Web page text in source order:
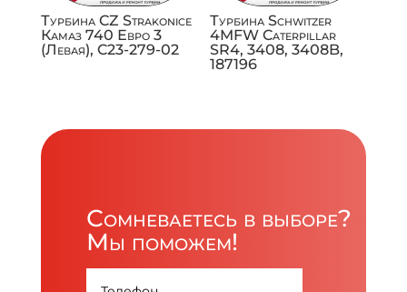
Турбина CZ Strakonice
Камаз 740 Евро 3
(Левая), C23-279-02
Турбина Schwitzer
4MFW Caterpillar
SR4, 3408, 3408B,
187196
Сомневаетесь в выборе?
Мы поможем!